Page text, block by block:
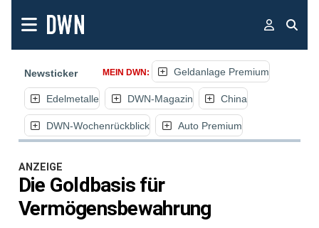
Newsticker MEIN DWN: Geldanlage Premium
Edelmetalle DWN-Magazin China
DWN-Wochenrückblick Auto Premium
ANZEIGE
Die Goldbasis für
Vermögensbewahrung